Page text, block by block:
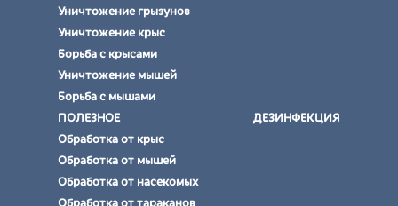
Уничтожение грызунов
Уничтожение крыс
Борьба с крысами
Уничтожение мышей
Борьба с мышами
ПОЛЕЗНОЕ
Обработка от крыс
Обработка от мышей
Обработка от насекомых
Обработка от тараканов
ДЕЗИНФЕКЦИЯ